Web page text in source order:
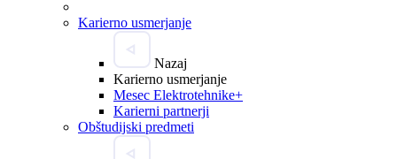
Karierno usmerjanje
Nazaj
Karierno usmerjanje
Mesec Elektrotehnike+
Karierni partnerji
Obštudijski predmeti